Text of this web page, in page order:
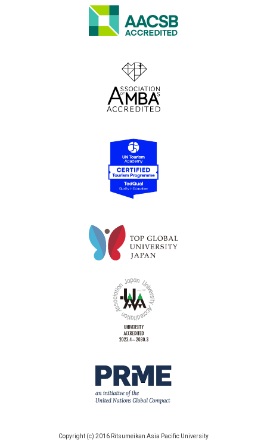
Copyright (c) 2016 Ritsumeikan Asia Pacific University